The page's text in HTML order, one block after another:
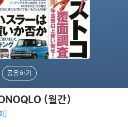
공유하기
(월간)